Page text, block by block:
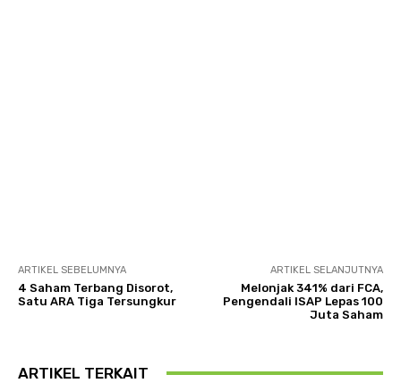
ARTIKEL SEBELUMNYA
4 Saham Terbang Disorot,
Satu ARA Tiga Tersungkur
ARTIKEL SELANJUTNYA
Melonjak 341% dari FCA,
Pengendali ISAP Lepas 100
Juta Saham
ARTIKEL TERKAIT